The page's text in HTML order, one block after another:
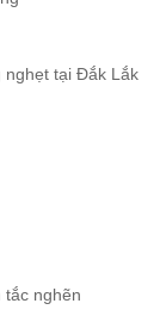
nghẹt tại Đắk Lắk
tắc nghẽn